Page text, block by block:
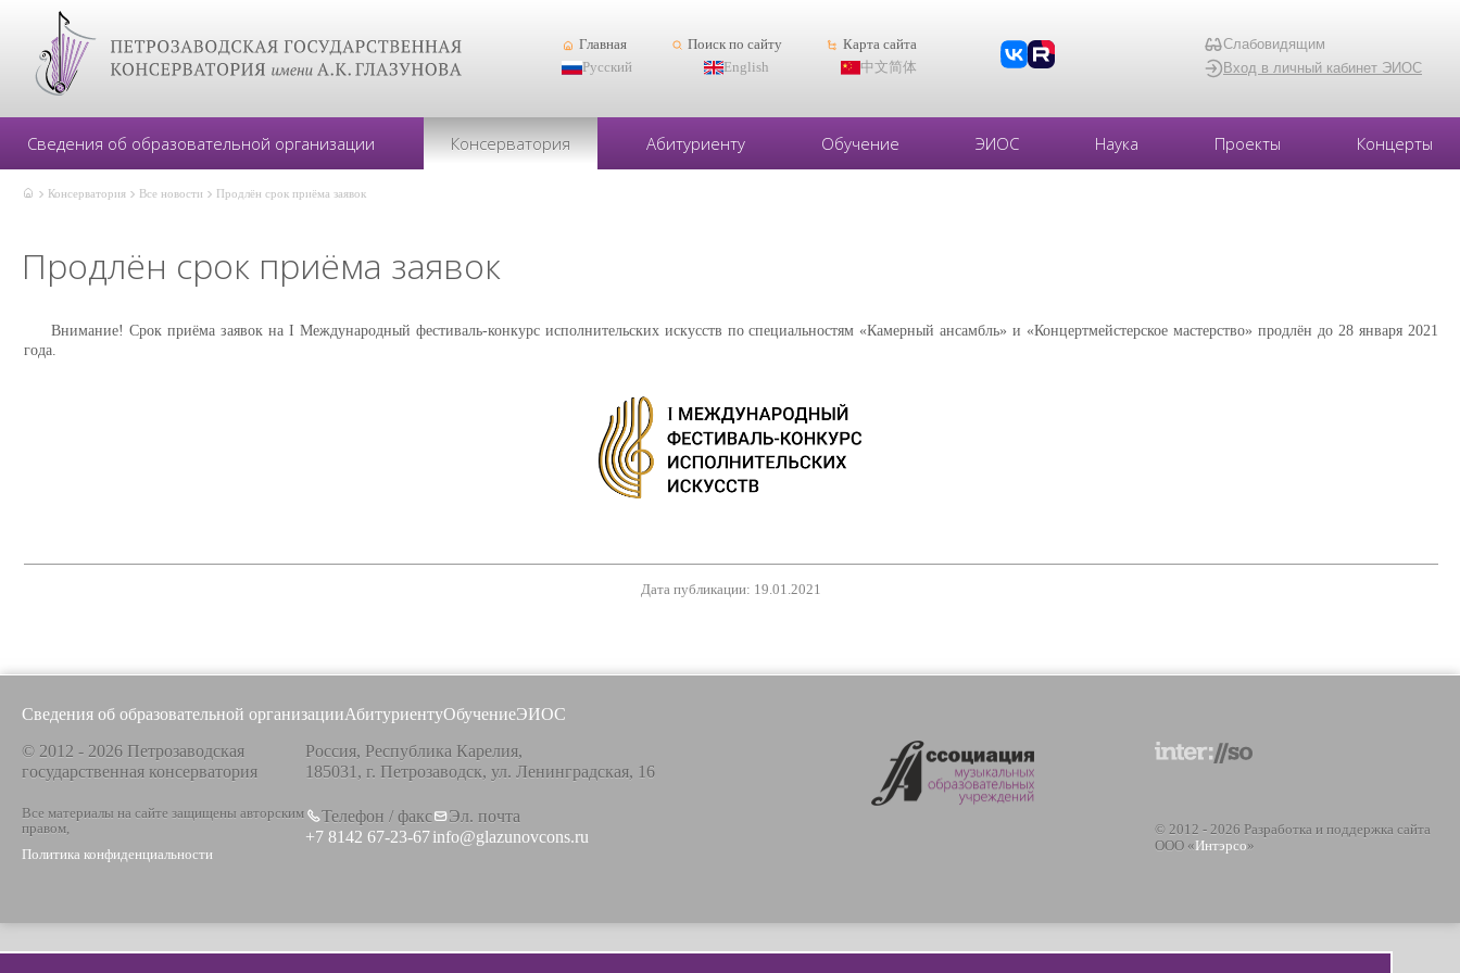
Главная Поиск по сайту
Карта сайта
Русский
English 中文简体
Слабовидящим
Вход в личный кабинет ЭИОС
Сведения об образовательной организации Консерватория Абитуриенту Обучение ЭИОС Наука Проекты Концерты
Консерватория Все новости Продлён срок приёма заявок
Продлён срок приёма заявок
Внимание! Срок приёма заявок на I Международный фестиваль-конкурс исполнительских искусств по специальностям «Камерный ансамбль» и «Концертмейстерское мастерство» продлён до 28 января 2021
года.
Дата публикации: 19.01.2021
Сведения об образовательной организацииАбитуриентуОбучениеЭИОС
© 2012 - 2026 Петрозаводская
государственная консерватория
Все материалы на сайте защищены авторским
правом,
Политика конфиденциальности
Россия, Республика Карелия,
185031, г. Петрозаводск, ул. Ленинградская, 16
Телефон / факс
+7 8142 67-23-67
Эл. почта
info@glazunovcons.ru
© 2012 - 2026 Разработка и поддержка сайта
ООО «Интэрсо»